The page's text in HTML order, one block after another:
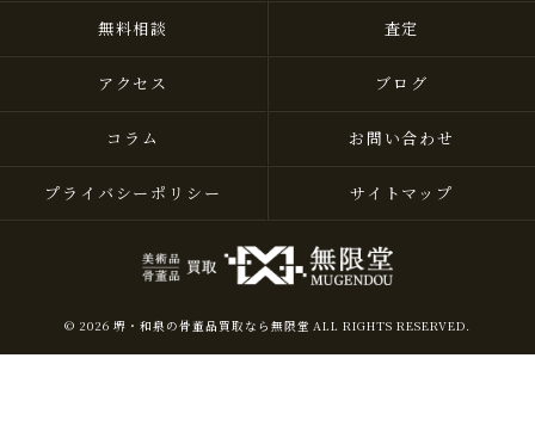
無料相談 査定
アクセス ブログ
コラム お問い合わせ
プライバシーポリシー サイトマップ
© 2026 堺・和泉の骨董品買取なら無限堂 ALL RIGHTS RESERVED.